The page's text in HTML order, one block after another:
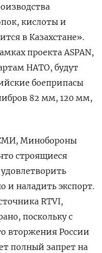
кислоты и
в Казахстане».
проекта ASPAN,
НАТО, будут
боеприпасы
82 мм, 120 мм,
Минобороны
строящиеся
и наладить экспорт.
RTVI,
поскольку с
вторжения России
полный запрет на